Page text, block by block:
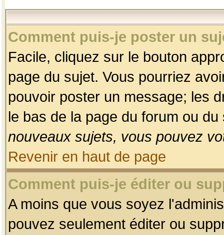
Comment puis-je poster un
Facile, cliquez sur le bouton
page du sujet. Vous pourriez
pouvoir poster un message; les
le bas de la page du forum ou
nouveaux sujets, vous pouvez
Revenir en haut de page
Comment puis-je éditer ou
A moins que vous soyez
pouvez seulement éditer ou